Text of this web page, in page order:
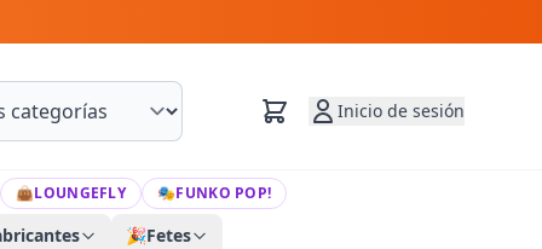
Inicio de sesión
👜LOUNGEFLY 🎭FUNKO POP!
🎉Fetes